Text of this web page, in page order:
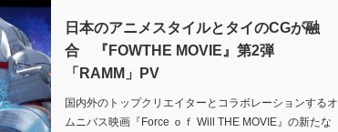
日本のアニメスタイルとタイのCGが融
合 『FOWTHE MOVIE』第2弾
「RAMM」PV
国内外のトップクリエイターとコラボレーションするオ
ムニバス映画『Force ｏｆ Will THE MOVIE』の新たな